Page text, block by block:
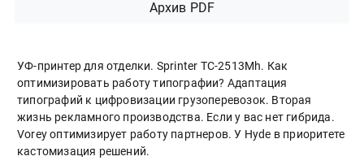
Архив PDF
УФ-принтер для отделки. Sprinter ТС-2513Mh. Как
оптимизировать работу типографии? Адаптация
типографий к цифровизации грузоперевозок. Вторая
жизнь рекламного производства. Если у вас нет гибрида.
Vorey оптимизирует работу партнеров. У Hyde в приоритете
кастомизация решений.